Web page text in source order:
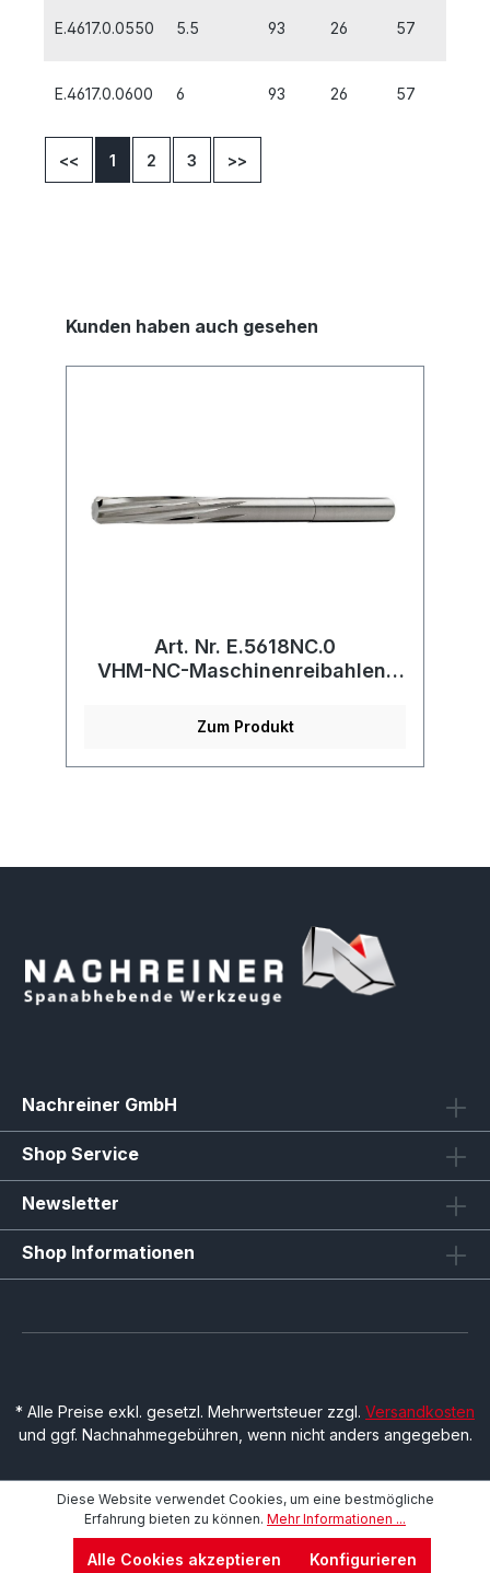
E.4617.0.0550 5.5 93 26 57
E.4617.0.0600 6 93 26 57
<< 1 2 3 >>
Kunden haben auch gesehen
Art. Nr. E.5618NC.0
VHM-NC-Maschinenreibahlen,
Zum Produkt
Nachreiner GmbH
Shop Service
Newsletter
Shop Informationen
* Alle Preise exkl. gesetzl. Mehrwertsteuer zzgl. Versandkosten
und ggf. Nachnahmegebühren, wenn nicht anders angegeben.
Diese Website verwendet Cookies, um eine bestmögliche
Erfahrung bieten zu können. Mehr Informationen ...
Alle Cookies akzeptieren Konfigurieren